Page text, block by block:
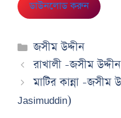
ডাউনলোড করুন
Categories
জসীম উদ্দীন
রাখালী -জসীম
মাটির কান্না -জসীম
Jasimuddin)